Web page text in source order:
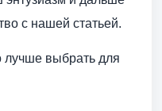
с нашей статьей.
выбрать для